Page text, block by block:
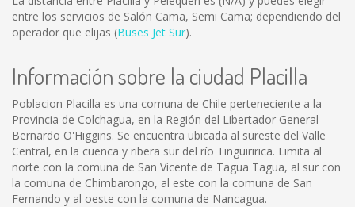
entre los servicios de Salón Cama, Semi Cama; dependiendo del
operador que elijas (Buses Jet Sur).
Información sobre la ciudad Placilla
Poblacion Placilla es una comuna de Chile perteneciente a la
Provincia de Colchagua, en la Región del Libertador General
Bernardo O'Higgins. Se encuentra ubicada al sureste del Valle
Central, en la cuenca y ribera sur del río Tinguiririca. Limita al
norte con la comuna de San Vicente de Tagua Tagua, al sur con
la comuna de Chimbarongo, al este con la comuna de San
Fernando y al oeste con la comuna de Nancagua.